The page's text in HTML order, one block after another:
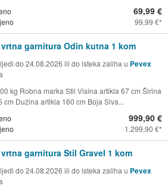
69,99 €
99,99 €
garnitura Odin kutna 1 kom
do 24.08.2026 ili do isteka zaliha u Pevex
kg Robna marka Stil Visina artikla 67 cm Širina
cm Dužina artikla 160 cm Boja Siva...
999,90 €
1.299,90 €
garnitura Stil Gravel 1 kom
do 24.08.2026 ili do isteka zaliha u Pevex